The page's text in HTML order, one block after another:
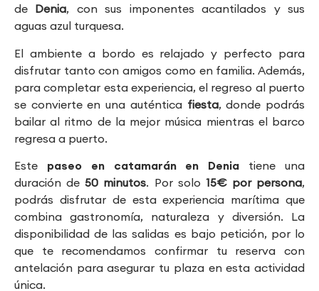
de Denia, con sus imponentes acantilados y sus
aguas azul turquesa.
El ambiente a bordo es relajado y perfecto para
disfrutar tanto con amigos como en familia. Además,
para completar esta experiencia, el regreso al puerto
se convierte en una auténtica fiesta, donde podrás
bailar al ritmo de la mejor música mientras el barco
regresa a puerto.
Este paseo en catamarán en Denia tiene una
duración de50 minutos. Por solo 15€ por persona,
podrás disfrutar de esta experiencia marítima que
combina gastronomía, naturaleza y diversión. La
disponibilidad de las salidas es bajo petición, por lo
que te recomendamos confirmar tu reserva con
antelación para asegurar tu plaza en esta actividad
única.